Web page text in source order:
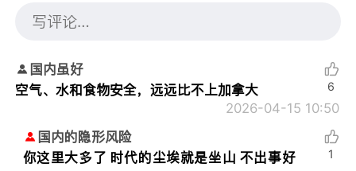
国内虽好
空气、水和食物安全，远远比不上加拿大
2026-04-15 10:50
6
国内的隐形风险
你这里大多了 时代的尘埃就是坐山 不出事好
1